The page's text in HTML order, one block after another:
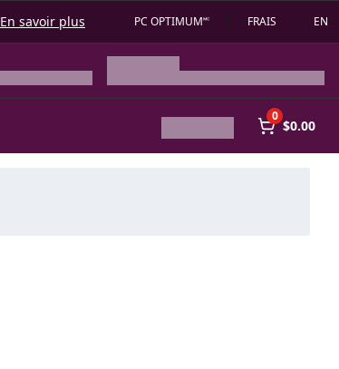
En savoir plus PC OPTIMUM🅪 FRAIS EN
0
$0.00